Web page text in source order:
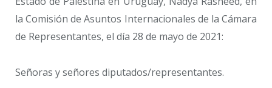
la Comisión de Asuntos Internacionales de la Cámara
de Representantes, el día 28 de mayo de 2021:
Señoras y señores diputados/representantes.